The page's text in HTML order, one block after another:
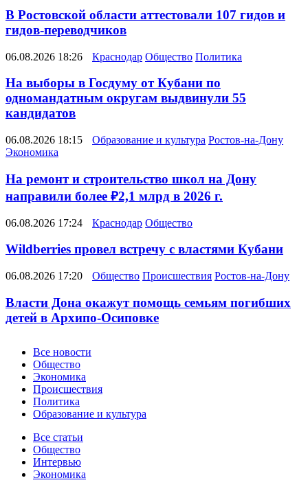
В Ростовской области аттестовали 107 гидов и
гидов-переводчиков
06.08.2026 18:26 Краснодар Общество Политика
На выборы в Госдуму от Кубани по
одномандатным округам выдвинули 55
кандидатов
06.08.2026 18:15 Образование и культура Ростов-на-Дону
Экономика
На ремонт и строительство школ на Дону
направили более ₽2,1 млрд в 2026 г.
06.08.2026 17:24 Краснодар Общество
Wildberries провел встречу с властями Кубани
06.08.2026 17:20 Общество Происшествия Ростов-на-Дону
Власти Дона окажут помощь семьям погибших
детей в Архипо-Осиповке
Новости
Все новости
Общество
Экономика
Происшествия
Политика
Образование и культура
Статьи
Все статьи
Общество
Интервью
Экономика